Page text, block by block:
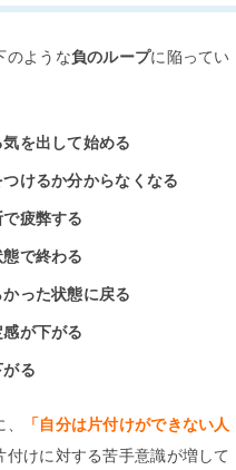
のような負のループに陥ってい
気を出して始める
けるか分からなくなる
で疲弊する
で終わる
った状態に戻る
感が下がる
る
「自分は片付けができない人
付けに対する苦手意識が増して